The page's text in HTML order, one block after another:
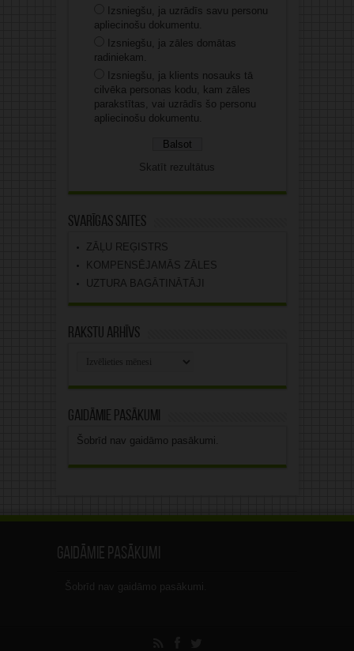
Izsniegšu, ja uzrādīs savu personu
apliecinošu dokumentu.
Izsniegšu, ja zāles domātas
radiniekam.
Izsniegšu, ja klients nosauks tā
cilvēka personas kodu, kam zāles
parakstītas, vai uzrādīs šo personu
apliecinošu dokumentu.
Skatīt rezultātus
Svarīgas saites
ZĀĻU REĢISTRS
KOMPENSĒJAMĀS ZĀLES
UZTURA BAGĀTINĀTĀJI
Rakstu arhīvs
Gaidāmie pasākumi
Šobrīd nav gaidāmo pasākumi.
Gaidāmie pasākumi
Šobrīd nav gaidāmo pasākumi.